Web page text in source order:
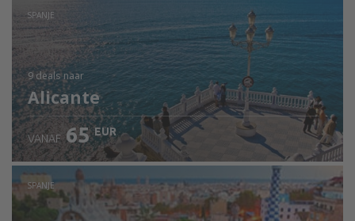
SPANJE
9 dealsnaar
Alicante
VANAF 65 EUR
SPANJE